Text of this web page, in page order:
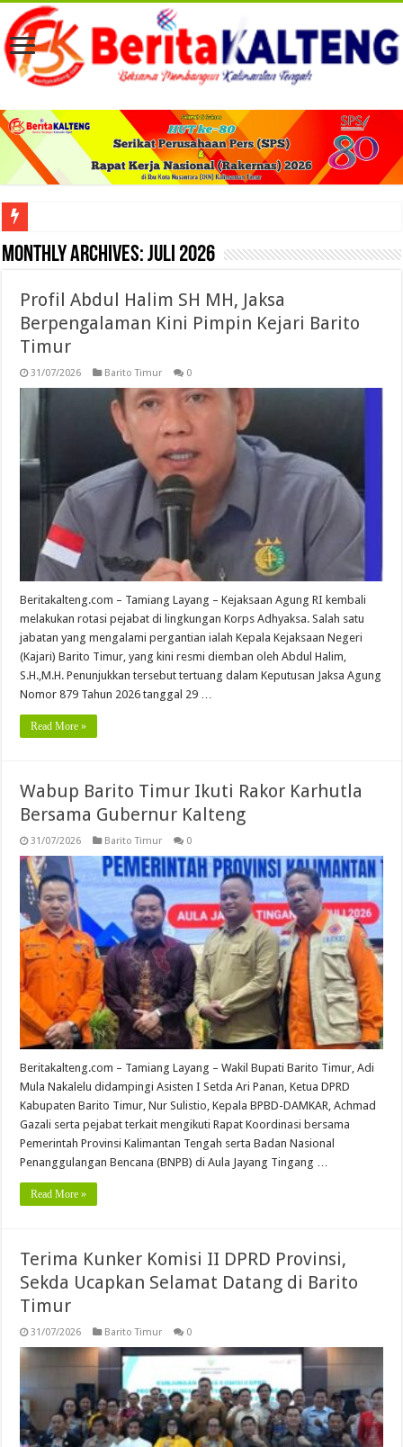
Viral! Selama Dua Bulan Lebih Siltap Serta Tunjangan Pemdes dan BPD di
Monthly Archives:Juli 2026
Profil Abdul Halim SH MH, Jaksa
Berpengalaman Kini Pimpin Kejari Barito
Timur
31/07/2026 Barito Timur 0
Beritakalteng.com – Tamiang Layang – Kejaksaan Agung RI kembali
melakukan rotasi pejabat di lingkungan Korps Adhyaksa. Salah satu
jabatan yang mengalami pergantian ialah Kepala Kejaksaan Negeri
(Kajari) Barito Timur, yang kini resmi diemban oleh Abdul Halim,
S.H.,M.H. Penunjukkan tersebut tertuang dalam Keputusan Jaksa Agung
Nomor 879 Tahun 2026 tanggal 29 …
Read More »
Wabup Barito Timur Ikuti Rakor Karhutla
Bersama Gubernur Kalteng
31/07/2026 Barito Timur 0
Beritakalteng.com – Tamiang Layang – Wakil Bupati Barito Timur, Adi
Mula Nakalelu didampingi Asisten I Setda Ari Panan, Ketua DPRD
Kabupaten Barito Timur, Nur Sulistio, Kepala BPBD-DAMKAR, Achmad
Gazali serta pejabat terkait mengikuti Rapat Koordinasi bersama
Pemerintah Provinsi Kalimantan Tengah serta Badan Nasional
Penanggulangan Bencana (BNPB) di Aula Jayang Tingang …
Read More »
Terima Kunker Komisi II DPRD Provinsi,
Sekda Ucapkan Selamat Datang di Barito
Timur
31/07/2026 Barito Timur 0